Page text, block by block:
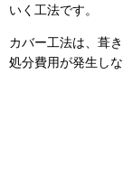
いく工法です。
カバー工法は、葺
処分費用が発生し